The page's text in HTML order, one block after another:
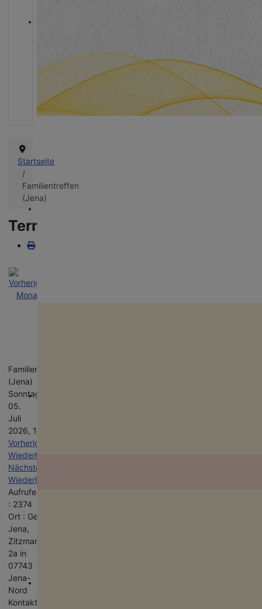
Startseite
Familientreffen
(Jena)
Terminkalender
Familientreffen
(Jena)
Sonntag,
05.
Juli
2026, 15:30 - 17:00
Vorherige
Wiederholung
Nächste
Wiederholung
Aufrufe
: 2374
Ort : Geburtshaus
Jena,
Zitzmannstr.
2a in
07743
Jena-
Nord
Kontakt :